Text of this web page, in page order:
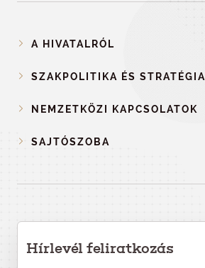
A HIVATALRÓL
SZAKPOLITIKA ÉS STRATÉGIA
NEMZETKÖZI KAPCSOLATOK
SAJTÓSZOBA
Hírlevél feliratkozás